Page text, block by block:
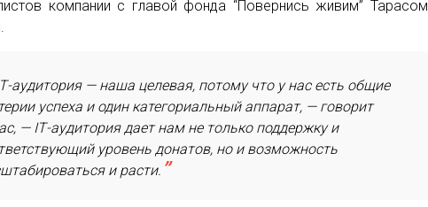
компании с главой фонда “Повернись живим” Тарасом
аудитория — наша целевая, потому что у нас есть общие
успеха и один категориальный аппарат, — говорит
— IТ-аудитория дает нам не только поддержку и
уровень донатов, но и возможность
и расти.